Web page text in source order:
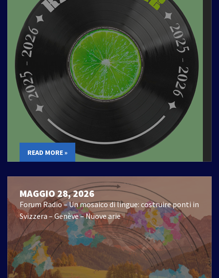
READ MORE »
MAGGIO 28, 2026
Forum Radio – Un mosaico di lingue: costruire ponti in
Svizzera – Genève – Nuove arie